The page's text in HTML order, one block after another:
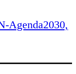
Agenda2030,